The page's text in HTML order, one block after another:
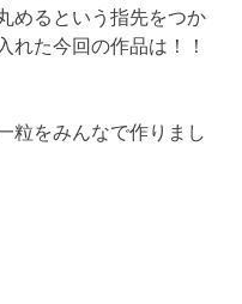
めるという指先をつか
れた今回の作品は！！
粒をみんなで作りまし